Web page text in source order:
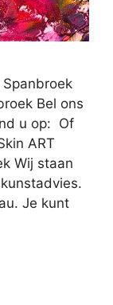
Bel ons
u op: Of
ART
Wij staan
Je kunt